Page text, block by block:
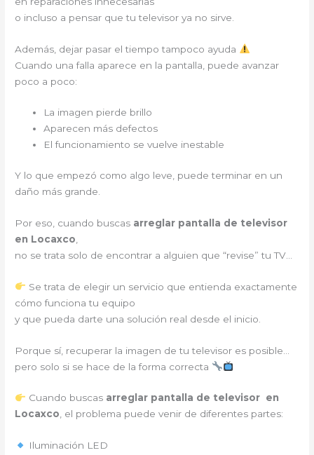
o incluso a pensar que tu televisor ya no sirve.
Además, dejar pasar el tiempo tampoco ayuda
Cuando una falla aparece en la pantalla, puede avanzar
poco a poco:
La imagen pierde brillo
Aparecen más defectos
El funcionamiento se vuelve inestable
Y lo que empezó como algo leve, puede terminar en un
daño más grande.
Por eso, cuando buscas arreglar pantalla de televisor
en Locaxco
no se trata solo de encontrar a alguien que “revise” tu TV…
Se trata de elegir un servicio que entienda exactamente
cómo funciona tu equipo
y que pueda darte una solución real desde el inicio.
Porque sí, recuperar la imagen de tu televisor es posible…
pero solo si se hace de la forma correcta
Cuando buscas arreglar pantalla de televisor en
Locaxco, el problema puede venir de diferentes partes:
Iluminación LED